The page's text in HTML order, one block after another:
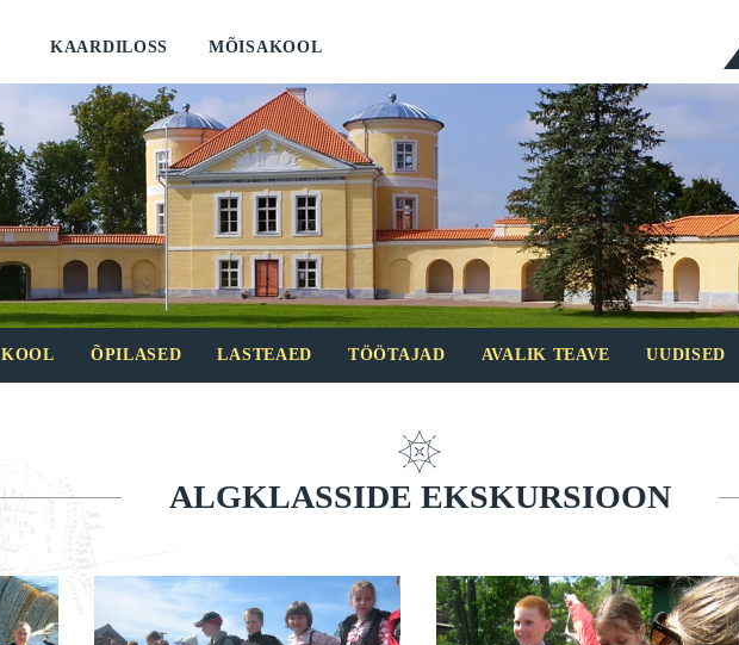
KAARDILOSS MÕISAKOOL
KOOL ÕPILASED LASTEAED TÖÖTAJAD AVALIK TEAVE UUDISED
ALGKLASSIDE EKSKURSIOON